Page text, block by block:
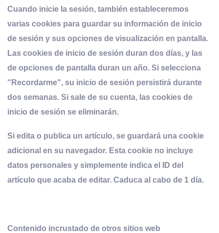
Cuando inicie la sesión, también estableceremos
varias cookies para guardar su información de inicio
de sesión y sus opciones de visualización en pantalla.
Las cookies de inicio de sesión duran dos días, y las
de opciones de pantalla duran un año. Si selecciona
"Recordarme", su inicio de sesión persistirá durante
dos semanas. Si sale de su cuenta, las cookies de
inicio de sesión se eliminarán.
Si edita o publica un artículo, se guardará una cookie
adicional en su navegador. Esta cookie no incluye
datos personales y simplemente indica el ID del
artículo que acaba de editar. Caduca al cabo de 1 día.
Contenido incrustado de otros sitios web